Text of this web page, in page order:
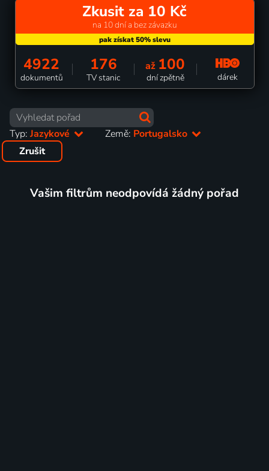
Zkusit za 10 Kč
na 10 dní a bez závazku
4922
dokumentů
176
TV stanic
až 100
dní zpětně dárek
Typ: Jazykové Země: Portugalsko
Zrušit
Vašim filtrům neodpovídá žádný pořad